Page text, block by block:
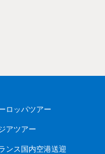
ロッパツアー
アツアー
ンス国内空港送迎